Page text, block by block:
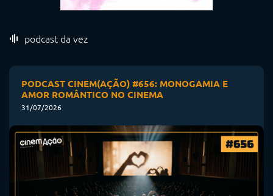
podcast da vez
PODCAST CINEM(AÇÃO) #656: MONOGAMIA E
AMOR ROMÂNTICO NO CINEMA
31/07/2026